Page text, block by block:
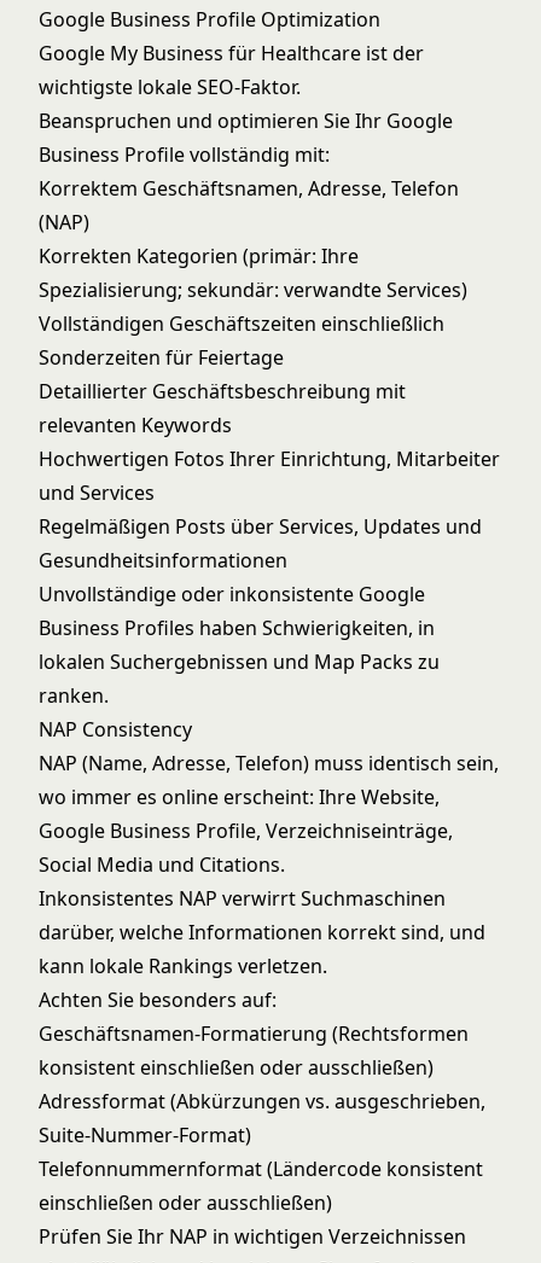
Google Business Profile Optimization
Google My Business für Healthcare ist der
wichtigste lokale SEO-Faktor.
Beanspruchen und optimieren Sie Ihr Google
Business Profile vollständig mit:
Korrektem Geschäftsnamen, Adresse, Telefon
(NAP)
Korrekten Kategorien (primär: Ihre
Spezialisierung; sekundär: verwandte Services)
Vollständigen Geschäftszeiten einschließlich
Sonderzeiten für Feiertage
Detaillierter Geschäftsbeschreibung mit
relevanten Keywords
Hochwertigen Fotos Ihrer Einrichtung, Mitarbeiter
und Services
Regelmäßigen Posts über Services, Updates und
Gesundheitsinformationen
Unvollständige oder inkonsistente Google
Business Profiles haben Schwierigkeiten, in
lokalen Suchergebnissen und Map Packs zu
ranken.
NAP Consistency
NAP (Name, Adresse, Telefon) muss identisch sein,
wo immer es online erscheint: Ihre Website,
Google Business Profile, Verzeichniseinträge,
Social Media und Citations.
Inkonsistentes NAP verwirrt Suchmaschinen
darüber, welche Informationen korrekt sind, und
kann lokale Rankings verletzen.
Achten Sie besonders auf:
Geschäftsnamen-Formatierung (Rechtsformen
konsistent einschließen oder ausschließen)
Adressformat (Abkürzungen vs. ausgeschrieben,
Suite-Nummer-Format)
Telefonnummernformat (Ländercode konsistent
einschließen oder ausschließen)
Prüfen Sie Ihr NAP in wichtigen Verzeichnissen